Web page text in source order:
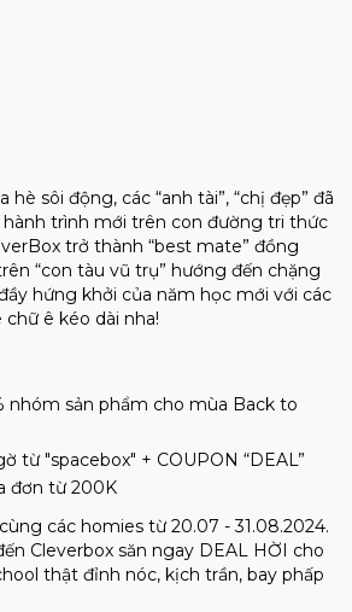
sôi động, các “anh tài”, “chị đẹp” đã
hành trình mới trên con đường tri thức
trở thành “best mate” đồng
“con tàu vũ trụ” hướng đến chặng
hứng khởi của năm học mới với các
chữ ê kéo dài nha!
nhóm sản phẩm cho mùa Back to
từ "spacebox" + COUPON “DEAL”
đơn từ 200K
các homies từ 20.07 - 31.08.2024.
Cleverbox săn ngay DEAL HỜI cho
thật đỉnh nóc, kịch trần, bay phấp